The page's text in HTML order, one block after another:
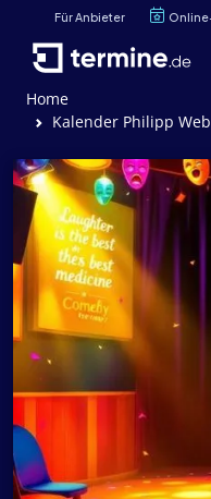
Für Anbieter
Home
Kalender Philipp